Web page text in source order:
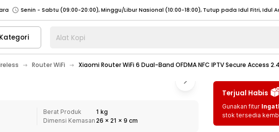
Barat
Senin - Jumat (07:00 - 20:00), Sabtu - Minggu (08:00 - 20:00), Tutup pada Idul Fitri
Senin - Jumat (08:00 - 20:00), Sabtu - Minggu/ Libur Nasional (08:00 - 17:00) Selengkapnya
Senin - Jumat (08:00 - 20:00), Sabtu - Minggu/ Libur Nasional (08:00 - 17:00) Selengkapnya
Senin - Sabtu (09:00-20:00), Minggu/Libur Nasional (12:00-20:00), Tutup pada Idul Fitri
Senin - Sabtu (09:00-20:00), Minggu/Libur Nasional (12:00-20:00), Tutup pada Idul Fitri
Kategori Alat Kopi
Router WiFi Xiaomi Router WiFi 6 Dual-Band OFDMA NFC IPTV Secure Access
Berat Produk
1 kg
Dimensi Kemasan 26 x 21 x 9 cm
Terjual Habis
Gunakan fitur
stok tersedia